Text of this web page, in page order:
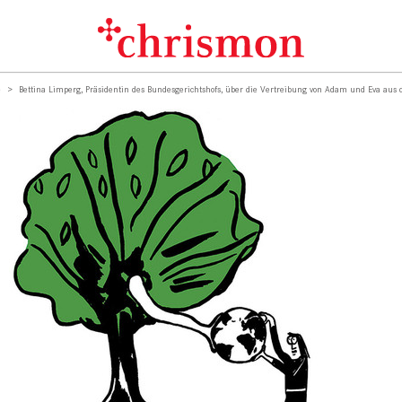
Bettina Limperg, Präsidentin des Bundesgerichtshofs, über die Vertreibung von Adam und Eva aus